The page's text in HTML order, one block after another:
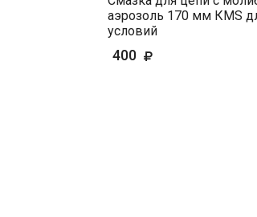
аэрозоль 170 мм КМS
условий
400